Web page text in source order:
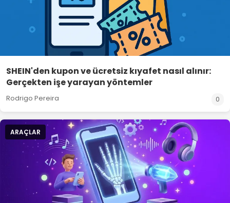
SHEIN'den kupon ve ücretsiz kıyafet nasıl alınır:
Gerçekten işe yarayan yöntemler
Rodrigo Pereira 0
ARAÇLAR